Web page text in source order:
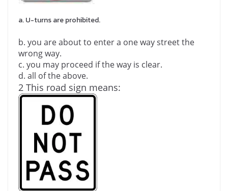
a.U-turns are prohibited.
b. you are about to enter a one way street the
wrong way.
c. you may proceed if the way is clear.
d. all of the above.
2 This road sign means: